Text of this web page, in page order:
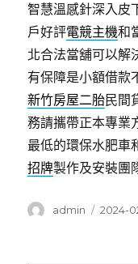
智慧溫感針深入皮
戶好評電競主機和
北合法當舖可以解
有保障是小額借款
新竹房屋二胎民間
務請攜帶正本專業
最低的環保水肥車
招牌製作及安裝團
作
admin
發
2024-